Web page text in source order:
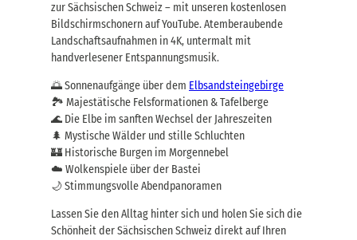
zur Sächsischen Schweiz – mit unseren kostenlosen
Bildschirmschonern auf YouTube. Atemberaubende
Landschaftsaufnahmen in 4K, untermalt mit
handverlesener Entspannungsmusik.
🌅 Sonnenaufgänge über dem Elbsandsteingebirge
🏞️ Majestätische Felsformationen & Tafelberge
🌊 Die Elbe im sanften Wechsel der Jahreszeiten
🌲 Mystische Wälder und stille Schluchten
🏰 Historische Burgen im Morgennebel
☁️ Wolkenspiele über der Bastei
🌙 Stimmungsvolle Abendpanoramen
Lassen Sie den Alltag hinter sich und holen Sie sich die
Schönheit der Sächsischen Schweiz direkt auf Ihren